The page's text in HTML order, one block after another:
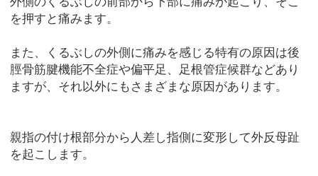
を押すと痛みます。
また、くるぶしの外側に痛みを感じる特有の原因は後
脛骨筋腱機能不全症や偏平足、足根管症候群などあり
ますが、それ以外にもさまざまな原因があります。
親指の付け根部分から人差し指側に変形して外反母趾
を起こします。